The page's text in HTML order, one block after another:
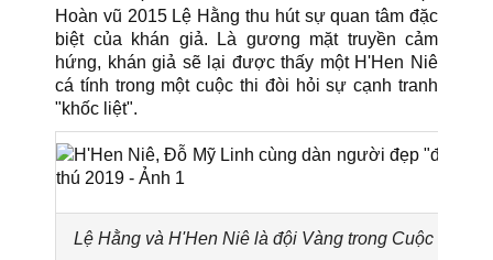
Hoàn vũ 2015 Lệ Hằng thu hút sự quan tâm đặc
biệt của khán giả. Là gương mặt truyền cảm
hứng, khán giả sẽ lại được thấy một H'Hen Niê
cá tính trong một cuộc thi đòi hỏi sự cạnh tranh
"khốc liệt".
Lệ Hằng và H'Hen Niê là đội Vàng trong Cuộc đua